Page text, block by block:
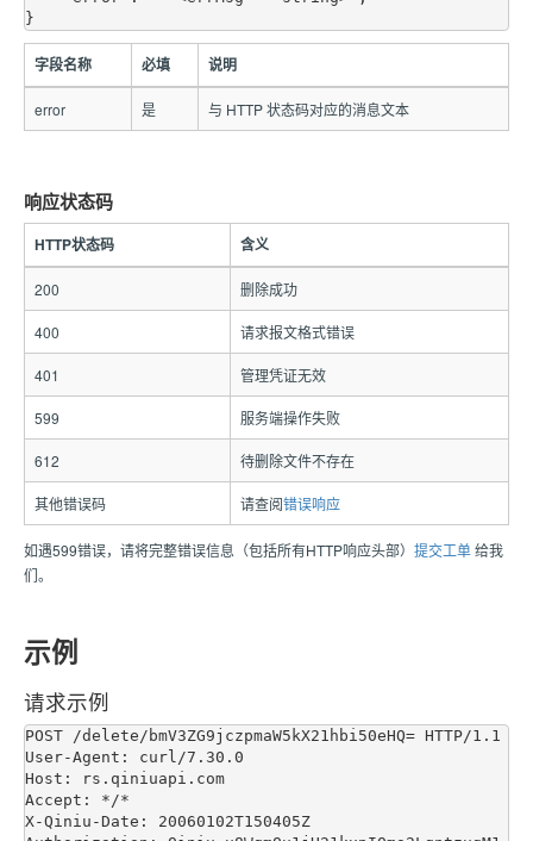
字段名称 必填 说明
error 是 与 HTTP 状态码对应的消息文本
响应状态码
HTTP状态码 含义
200 删除成功
400 请求报文格式错误
401 管理凭证无效
599 服务端操作失败
612 待删除文件不存在
其他错误码 请查阅错误响应
如遇599错误，请将完整错误信息（包括所有HTTP响应头部） 提交工单给我
们。
示例
请求示例
POST /delete/bmV3ZG9jczpmaW5kX21hbi50eHQ= HTTP/1.1
User-Agent: curl/7.30.0
Host: rs.qiniuapi.com
Accept: */*
X-Qiniu-Date: 20060102T150405Z